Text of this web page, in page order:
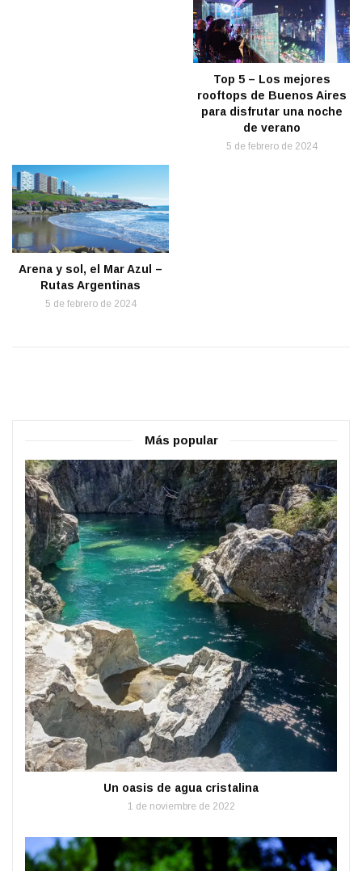
Top 5 – Los mejores
rooftops de Buenos Aires
para disfrutar una noche
de verano
5 de febrero de 2024
Arena y sol, el Mar Azul –
Rutas Argentinas
5 de febrero de 2024
Más popular
Un oasis de agua cristalina
1 de noviembre de 2022